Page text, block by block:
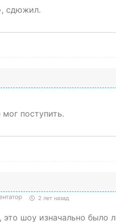
сдюжил.
поступить.
2 лет назад
это шоу изначально было